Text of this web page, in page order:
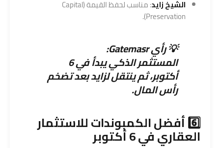
الشيخ زايد
: مناسب لحفظ القيمة (Capital
Preservation).
💡 رأي Gatemasr:
المستثمر الذكي يبدأ في 6
أكتوبر، ثم ينتقل لزايد بعد تضخم
رأس المال.
6️⃣ أفضل الكمبوندات للاستثمار
العقاري في 6 أكتوبر